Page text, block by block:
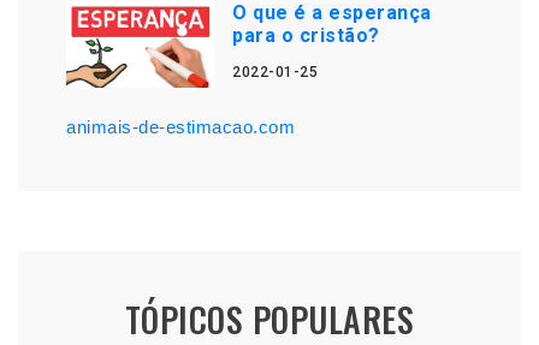
O que é a esperança
para o cristão?
2022-01-25
animais-de-estimacao.com
TÓPICOS POPULARES